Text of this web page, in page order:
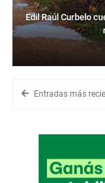
Edil Raúl Curbelo
Entradas más